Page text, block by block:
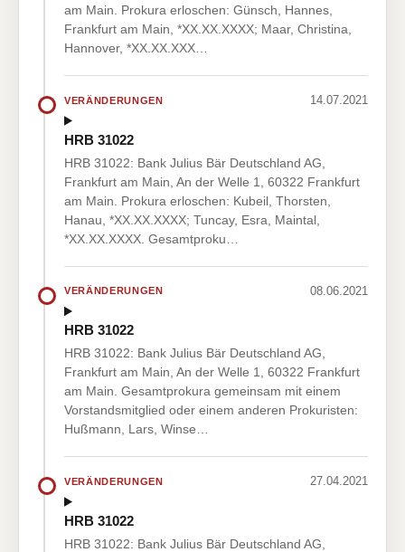
am Main. Prokura erloschen: Günsch, Hannes,
Frankfurt am Main, *XX.XX.XXXX; Maar, Christina,
Hannover, *XX.XX.XXX…
VERÄNDERUNGEN 14.07.2021
HRB 31022
HRB 31022: Bank Julius Bär Deutschland AG,
Frankfurt am Main, An der Welle 1, 60322 Frankfurt
am Main. Prokura erloschen: Kubeil, Thorsten,
Hanau, *XX.XX.XXXX; Tuncay, Esra, Maintal,
*XX.XX.XXXX. Gesamtproku…
VERÄNDERUNGEN 08.06.2021
HRB 31022
HRB 31022: Bank Julius Bär Deutschland AG,
Frankfurt am Main, An der Welle 1, 60322 Frankfurt
am Main. Gesamtprokura gemeinsam mit einem
Vorstandsmitglied oder einem anderen Prokuristen:
Hußmann, Lars, Winse…
VERÄNDERUNGEN 27.04.2021
HRB 31022
HRB 31022: Bank Julius Bär Deutschland AG,